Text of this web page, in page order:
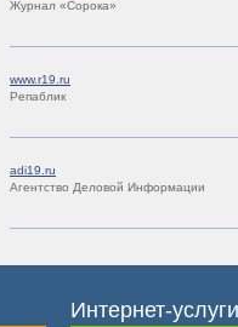
Журнал «Сорока»
www.r19.ru
Репаблик
adi19.ru
Агентство Деловой Информации
Интернет-услуги